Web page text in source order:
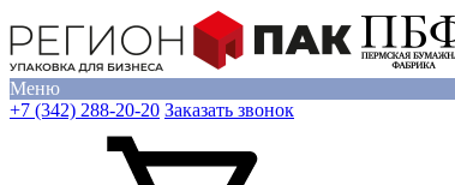
Меню
+7 (342) 288-20-20 Заказать звонок